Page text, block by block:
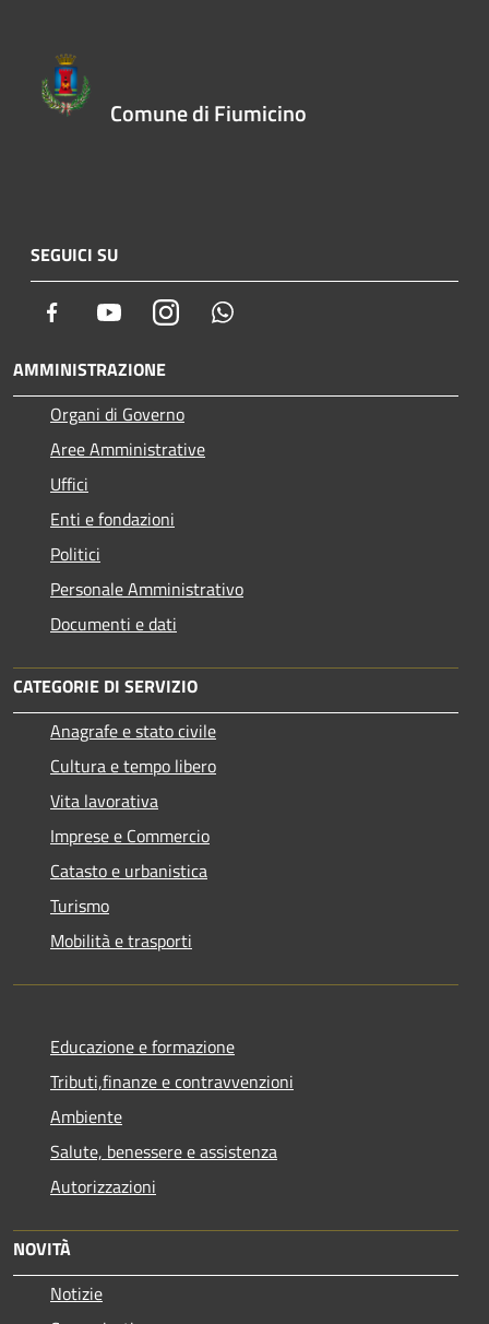
Comune di Fiumicino
SEGUICI SU
Facebook YoutubeInstagram
AMMINISTRAZIONE
Organi di Governo
Aree Amministrative
Uffici
Enti e fondazioni
Politici
Personale Amministrativo
Documenti e dati
CATEGORIE DI SERVIZIO
Anagrafe e stato civile
Cultura e tempo libero
Vita lavorativa
Imprese e Commercio
Catasto e urbanistica
Turismo
Mobilità e trasporti
Educazione e formazione
Tributi,finanze e contravvenzioni
Ambiente
Salute, benessere e assistenza
Autorizzazioni
NOVITÀ
Notizie